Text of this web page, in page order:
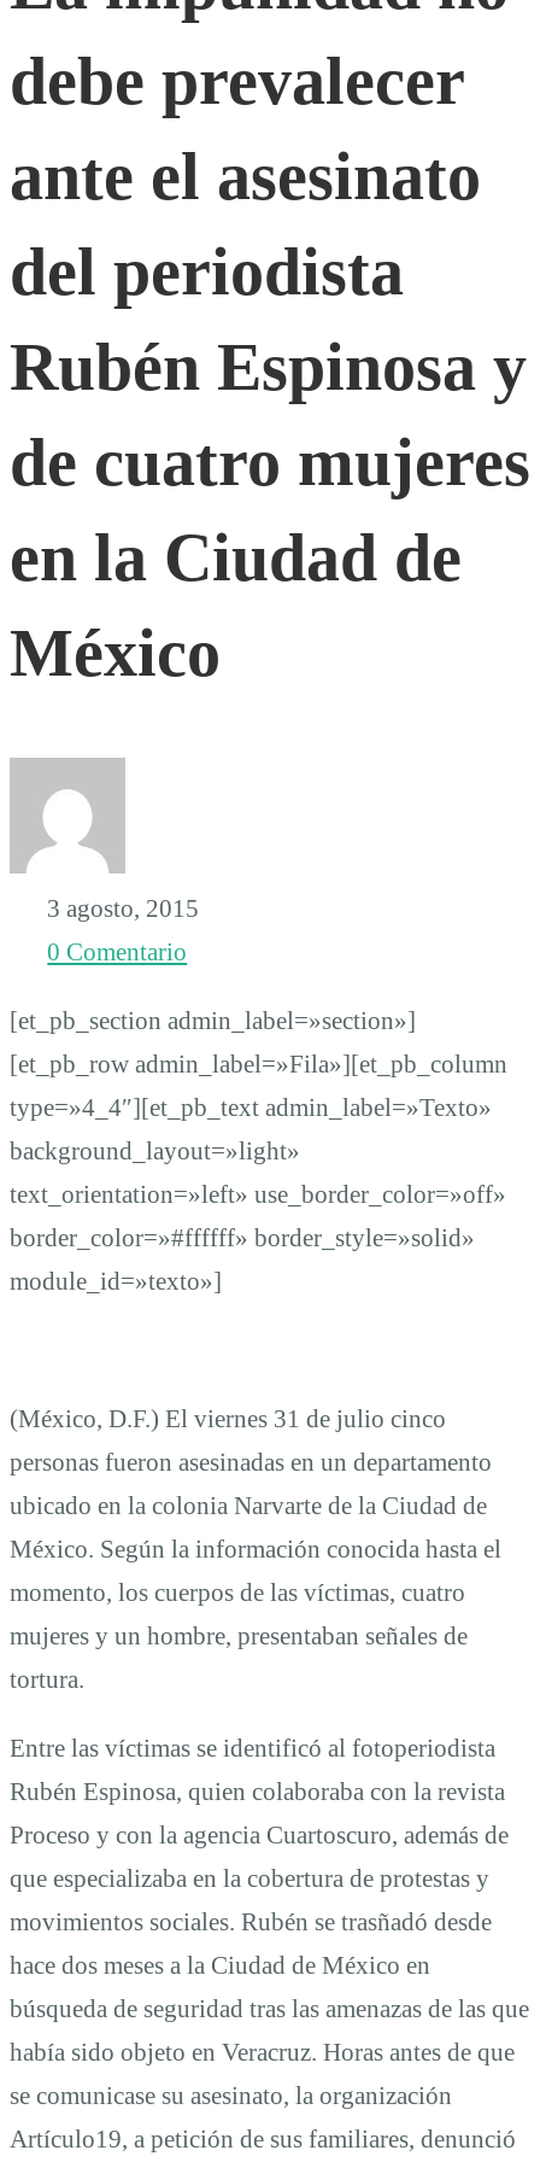
no
debe
prevalecer
ante
el
asesinato
del
periodista
Rubén
Espinosa
y
de
cuatro
mujeres
en
la
de
México
debe prevalecer
ante el asesinato
del periodista
Rubén Espinosa y
de cuatro mujeres
en la Ciudad de
México
3 agosto, 2015
0 Comentario
[et_pb_section admin_label=»section»]
[et_pb_row admin_label=»Fila»][et_pb_column
type=»4_4″][et_pb_text admin_label=»Texto»
background_layout=»light»
text_orientation=»left» use_border_color=»off»
border_color=»#ffffff» border_style=»solid»
module_id=»texto»]
(México, D.F.) El viernes 31 de julio cinco
personas fueron asesinadas en un departamento
ubicado en la colonia Narvarte de la Ciudad de
México. Según la información conocida hasta el
momento, los cuerpos de las víctimas, cuatro
mujeres y un hombre, presentaban señales de
tortura.
Entre las víctimas se identificó al fotoperiodista
Rubén Espinosa, quien colaboraba con la revista
Proceso y con la agencia Cuartoscuro, además de
que especializaba en la cobertura de protestas y
movimientos sociales. Rubén se trasñadó desde
hace dos meses a la Ciudad de México en
búsqueda de seguridad tras las amenazas de las que
había sido objeto en Veracruz. Horas antes de que
se comunicase su asesinato, la organización
Artículo19, a petición de sus familiares, denunció